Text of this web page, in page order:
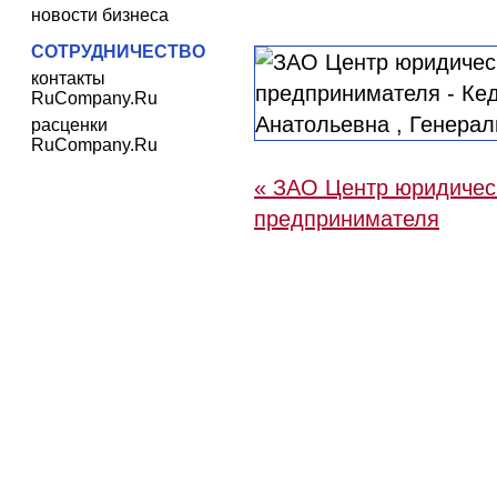
новости бизнеса
СОТРУДНИЧЕСТВО
контакты
RuCompany.Ru
расценки
RuCompany.Ru
« ЗАО Центр
предпринимателя